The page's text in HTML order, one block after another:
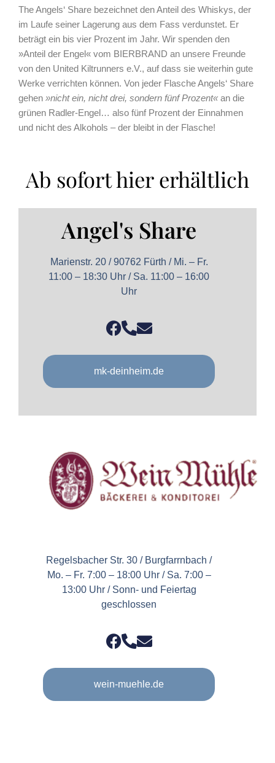
The Angels‘ Share bezeichnet den Anteil des Whiskys, der
im Laufe seiner Lagerung aus dem Fass verdunstet. Er
beträgt ein bis vier Prozent im Jahr. Wir spenden den
»Anteil der Engel« vom BIERBRAND an unsere Freunde
von den United Kiltrunners e.V., auf dass sie weiterhin gute
Werke verrichten können. Von jeder Flasche Angels‘ Share
gehen »nicht ein, nicht drei, sondern fünf Prozent« an die
grünen Radler-Engel… also fünf Prozent der Einnahmen
und nicht des Alkohols – der bleibt in der Flasche!
Ab sofort hier erhältlich
Angel's Share
Marienstr. 20 / 90762 Fürth / Mi. – Fr.
11:00 – 18:30 Uhr / Sa. 11:00 – 16:00
Uhr
mk-deinheim.de
Regelsbacher Str. 30 / Burgfarrnbach /
Mo. – Fr. 7:00 – 18:00 Uhr / Sa. 7:00 –
13:00 Uhr / Sonn- und Feiertag
geschlossen
wein-muehle.de